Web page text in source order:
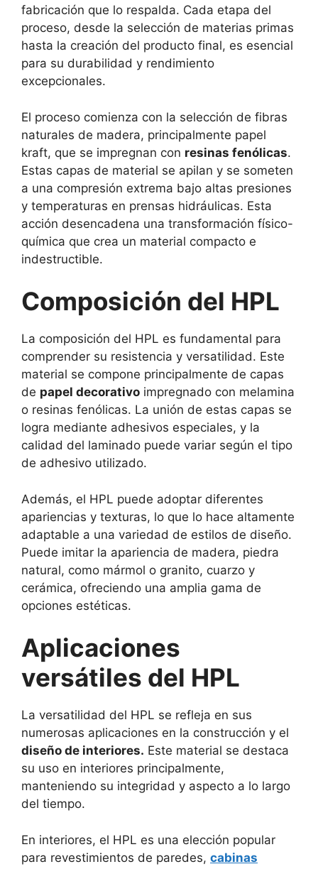
fabricación que lo respalda. Cada etapa del
proceso, desde la selección de materias primas
hasta la creación del producto final, es esencial
para su durabilidad y rendimiento
excepcionales.
El proceso comienza con la selección de fibras
naturales de madera, principalmente papel
kraft, que se impregnan con resinas fenólicas.
Estas capas de material se apilan y se someten
a una compresión extrema bajo altas presiones
y temperaturas en prensas hidráulicas. Esta
acción desencadena una transformación físico-
química que crea un material compacto e
indestructible.
Composición del HPL
La composición del HPL es fundamental para
comprender su resistencia y versatilidad. Este
material se compone principalmente de capas
de papel decorativo impregnado con melamina
o resinas fenólicas. La unión de estas capas se
logra mediante adhesivos especiales, y la
calidad del laminado puede variar según el tipo
de adhesivo utilizado.
Además, el HPL puede adoptar diferentes
apariencias y texturas, lo que lo hace altamente
adaptable a una variedad de estilos de diseño.
Puede imitar la apariencia de madera, piedra
natural, como mármol o granito, cuarzo y
cerámica, ofreciendo una amplia gama de
opciones estéticas.
Aplicaciones
versátiles del HPL
La versatilidad del HPL se refleja en sus
numerosas aplicaciones en la construcción y el
diseño de interiores. Este material se destaca
su uso en interiores principalmente,
manteniendo su integridad y aspecto a lo largo
del tiempo.
En interiores, el HPL es una elección popular
para revestimientos de paredes, cabinas